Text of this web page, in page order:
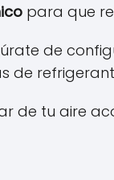
para que
de
de
de tu aire